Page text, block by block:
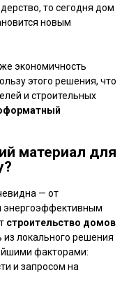
то сегодня дом
новым
экономичность
этого решения, что
и строительных
материал для
— от
энергоэффективным
строительство домов
из локального решения
факторами:
и запросом на